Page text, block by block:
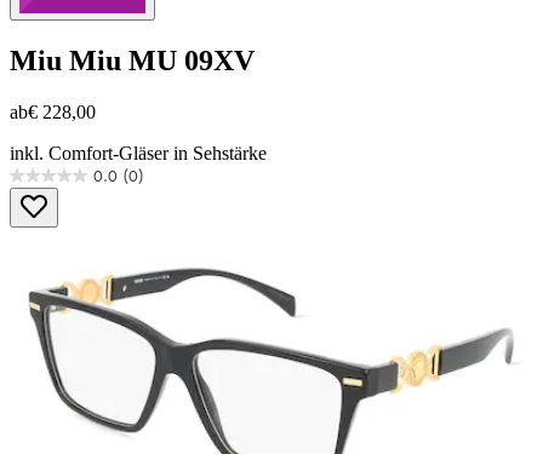
Miu Miu MU 09XV
ab€ 228,00
inkl. Comfort-Gläser in Sehstärke
0.0 (0)
0.0
von
5